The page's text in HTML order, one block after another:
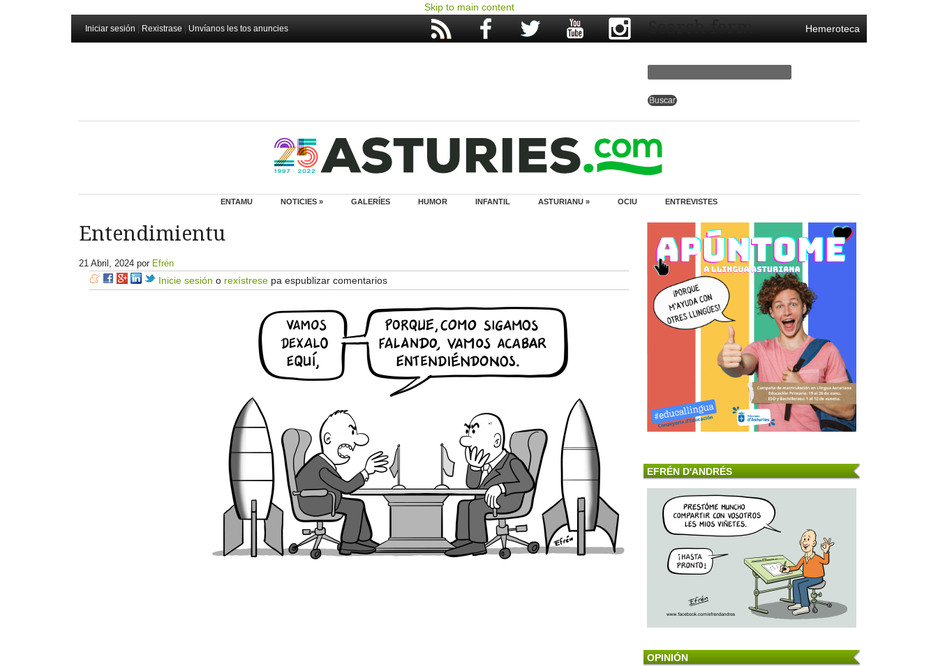
Skip to main content
Iniciar sesión Rexistrase Unvíanos les tos anuncies Hemeroteca
Search form
ENTAMU NOTICIES » GALERÍES HUMOR INFANTIL ASTURIANU » OCIU ENTREVISTES
Entendimientu
21 Abril, 2024 por Efrén
Inicie sesión o rexístrese pa espublizar comentarios
EFRÉN D'ANDRÉS
OPINIÓN